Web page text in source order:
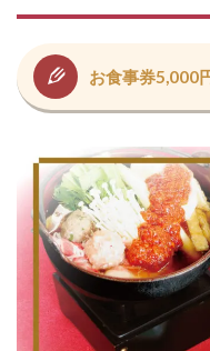
お食事券5,000